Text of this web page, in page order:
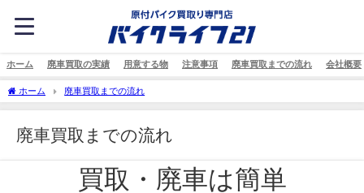
ホーム 廃車買取の実績 用意する物 注意事項 廃車買取までの流れ 会社概要
ホーム 廃車買取までの流れ
廃車買取までの流れ
買取・廃車は簡単